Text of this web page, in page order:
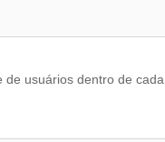
de usuários dentro de cada